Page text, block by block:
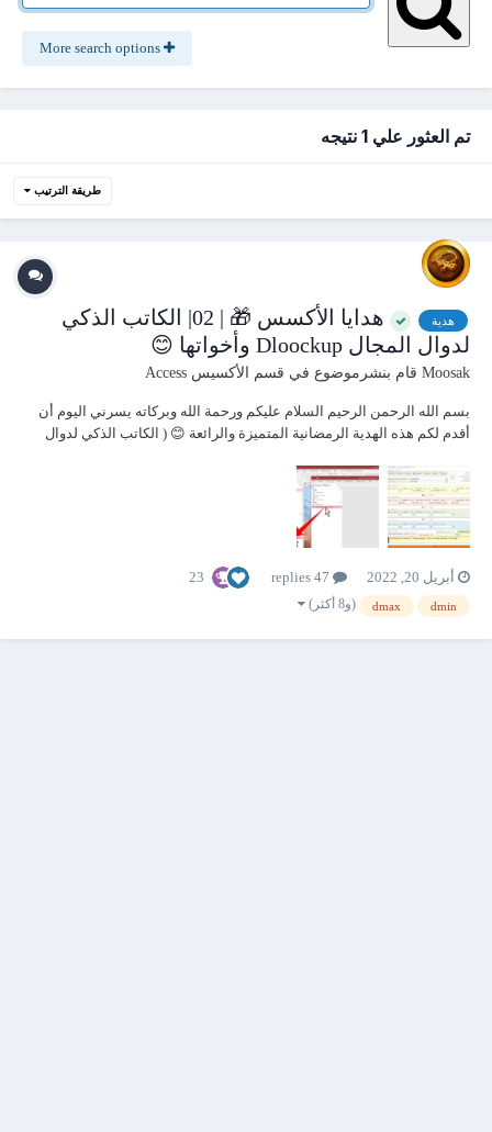
تم العثور علي 1 نتيجه
طريقة الترتيب
هدية
هدايا الأكسس 🎁 | 02| الكاتب الذكي
لدوال المجال Dloockup وأخواتها 😊
Moosak قام بنشرموضوع في قسم الأكسيس Access
بسم الله الرحمن الرحيم السلام عليكم ورحمة الله وبركاته يسرني اليوم أن
أقدم لكم هذه الهدية الرمضانية المتميزة والرائعة 😊 ( الكاتب الذكي لدوال
DSum, DAvg هذه الأسطورة هي عبارة عن أداة صممتها في أكسس ( بف...
أبريل 20, 2022 23
dmin
dmax (و8 أكثر)